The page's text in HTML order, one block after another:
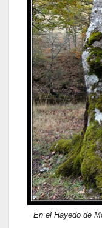
En el Hayedo de